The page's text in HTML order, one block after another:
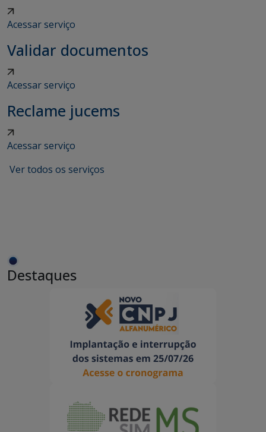
Acessar serviço
Validar documentos
Acessar serviço
Reclame jucems
Acessar serviço
Ver todos os serviços
Destaques